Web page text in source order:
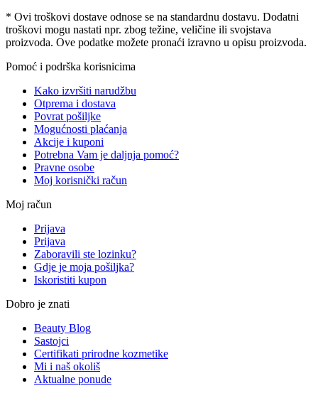
* Ovi troškovi dostave odnose se na standardnu ​​dostavu. Dodatni
troškovi mogu nastati npr. zbog težine, veličine ili svojstava
proizvoda. Ove podatke možete pronaći izravno u opisu proizvoda.
Pomoć i podrška korisnicima
Kako izvršiti narudžbu
Otprema i dostava
Povrat pošiljke
Mogućnosti plaćanja
Akcije i kuponi
Potrebna Vam je daljnja pomoć?
Pravne osobe
Moj korisnički račun
Moj račun
Prijava
Prijava
Zaboravili ste lozinku?
Gdje je moja pošiljka?
Iskoristiti kupon
Dobro je znati
Beauty Blog
Sastojci
Certifikati prirodne kozmetike
Mi i naš okoliš
Aktualne ponude